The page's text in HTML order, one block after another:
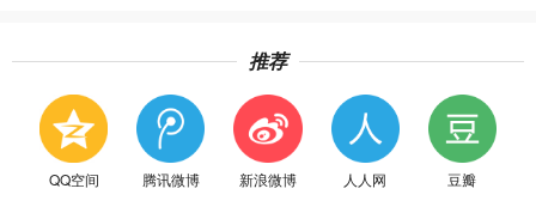
推荐
QQ空间 腾讯微博 新浪微博 人人网 豆瓣